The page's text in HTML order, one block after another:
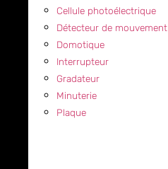
Cellule photoélectrique
Détecteur de mouvement
Domotique
Interrupteur
Gradateur
Minuterie
Plaque